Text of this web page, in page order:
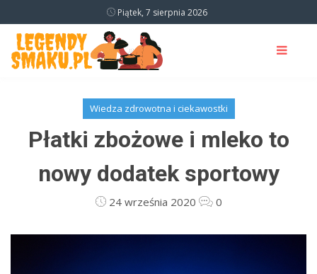
Piątek, 7 sierpnia 2026
Wiedza zdrowotna i ciekawostki
Płatki zbożowe i mleko to
nowy dodatek sportowy
24 września 2020 0